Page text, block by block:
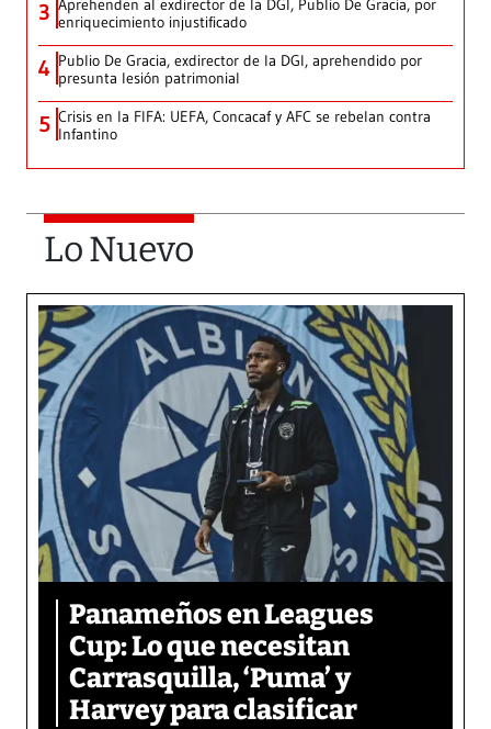
3 Aprehenden al exdirector de la DGI, Publio De Gracia, por
enriquecimiento injustificado
4 Publio De Gracia, exdirector de la DGI, aprehendido por
presunta lesión patrimonial
5 Crisis en la FIFA: UEFA, Concacaf y AFC se rebelan contra
Infantino
Lo Nuevo
Panameños en Leagues
Cup: Lo que necesitan
Carrasquilla, ‘Puma’ y
Harvey para clasificar